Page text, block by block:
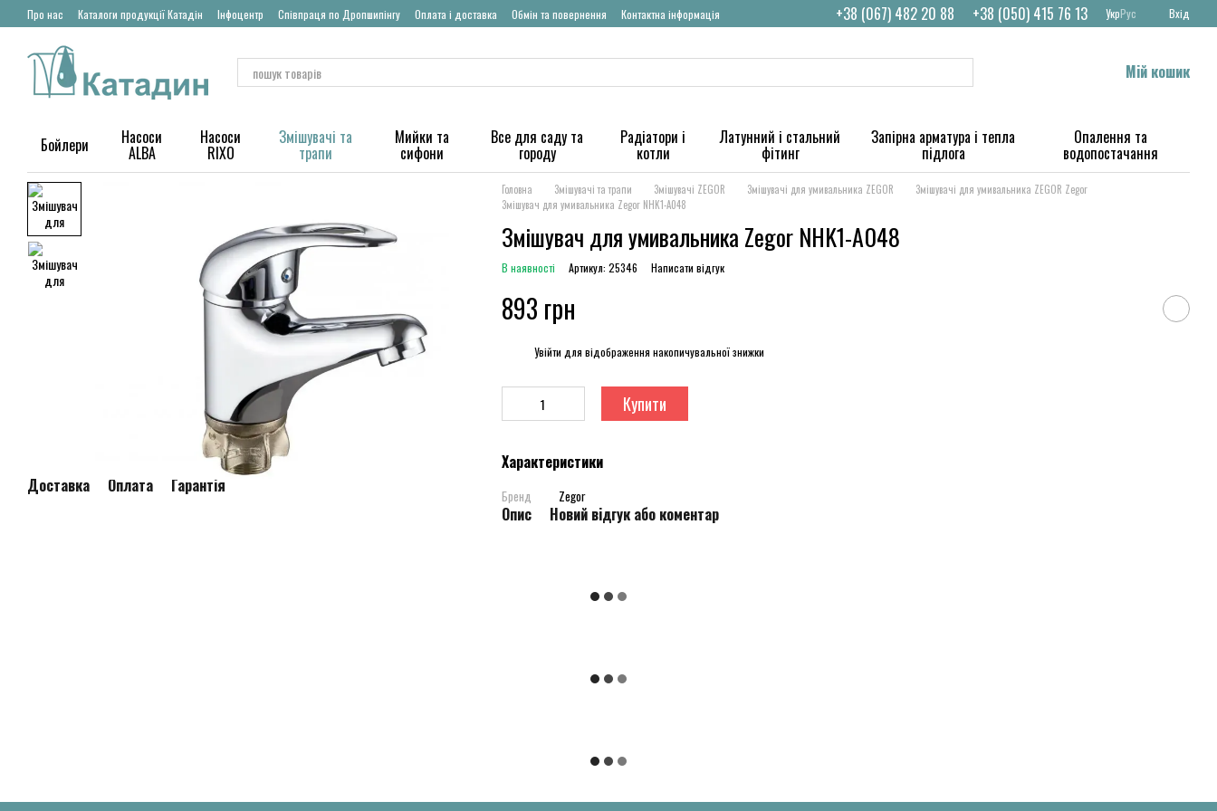
Перейти до основного контенту
Про нас Каталоги продукції Катадін Інфоцентр Співпраця по Дропшипінгу Оплата і доставка Обмін та повернення Контактна інформація +38 (067) 482 20 88 +38 (050) 415 76 13 УкрРус Вхід
Мій кошик
Бойлери Насоси
ALBA
Насоси
RIXO
Змішувачі та
трапи
Мийки та
сифони
Все для саду та
городу
Радіатори і
котли
Латунний і стальний
фітинг
Запірна арматура і тепла
підлога
Опалення та
водопостачання
Доставка Оплата Гарантія
Головна Змішувачі та трапи Змішувачі ZEGOR Змішувачі для умивальника ZEGOR
Змішувачі для умивальника ZEGOR Zegor
Змішувач для умивальника Zegor NHK1-A048
Змішувач для умивальника Zegor NHK1-A048
В наявності Артикул: 25346 Написати відгук
893 грн
Увійти для відображення накопичувальної знижки
Купити
Характеристики
Бренд Zegor
Опис Новий відгук або коментар